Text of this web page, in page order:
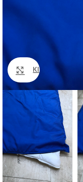
Klik om te